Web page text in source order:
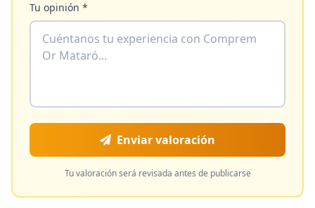
Tu opinión *
Enviar valoración
Tu valoración será revisada antes de publicarse